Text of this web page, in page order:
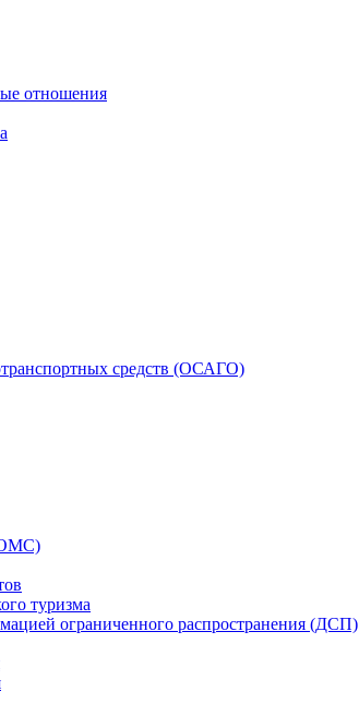
отношения
средств (ОСАГО)
туризма
ограниченного распространения (ДСП)